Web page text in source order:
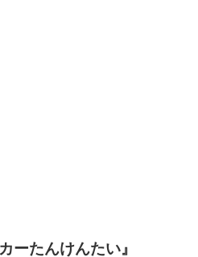
ーたんけんたい』